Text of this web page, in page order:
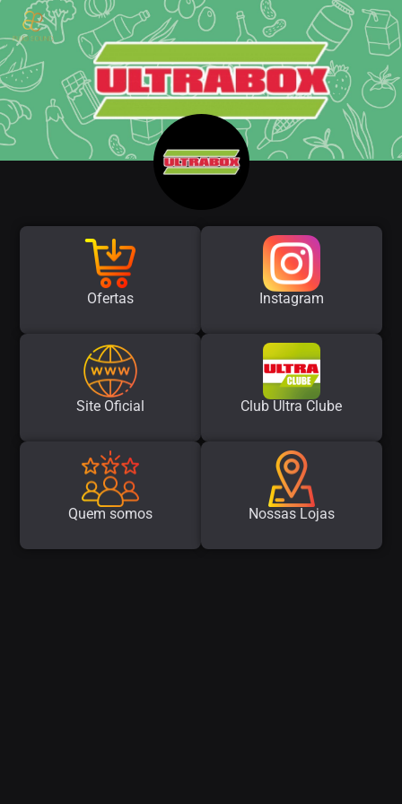
Ofertas Instagram
Site Oficial Club Ultra Clube
Quem somos Nossas Lojas